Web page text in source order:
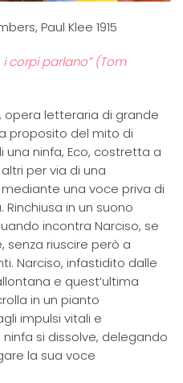
Paul Klee 1915
corpi parlano” (Tom
opera letteraria di grande
proposito del mito di
una ninfa, Eco, costretta a
per via di una
una voce priva di
in un suono
incontra Narciso, se
riuscire però a
Narciso, infastidito dalle
e quest’ultima
in un pianto
impulsi vitali e
si dissolve, delegando
la sua voce